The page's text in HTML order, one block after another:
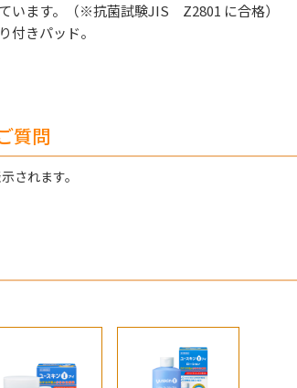
います。（※抗菌試験JIS Z2801 に合格）
付きパッド。
質問
されます。